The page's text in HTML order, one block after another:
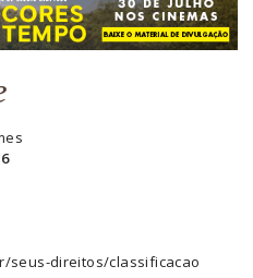
seus-direitos/classificacao